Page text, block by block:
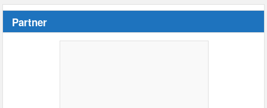
Partner